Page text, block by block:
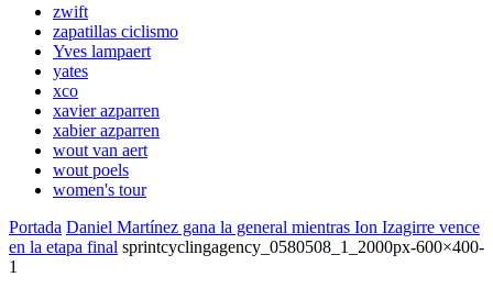
zwift
zapatillas ciclismo
Yves lampaert
yates
xco
xavier azparren
xabier azparren
wout van aert
wout poels
women's tour
Portada Daniel Martínez gana la general mientras Ion Izagirre vence
en la etapa final sprintcyclingagency_0580508_1_2000px-600×400-
1